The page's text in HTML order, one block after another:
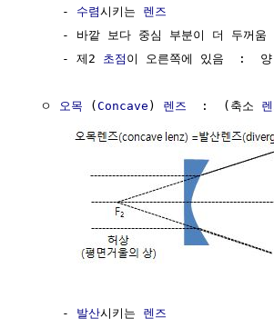
     -
수렴시키는 렌즈
     - 바깥 보다 중심 부분이 더 두꺼움
     - 제2
초점 이 오른쪽에 있음  :
  ㅇ
오목 (Concave ) 렌즈
  :  (축소
     -
발산시키는 렌즈